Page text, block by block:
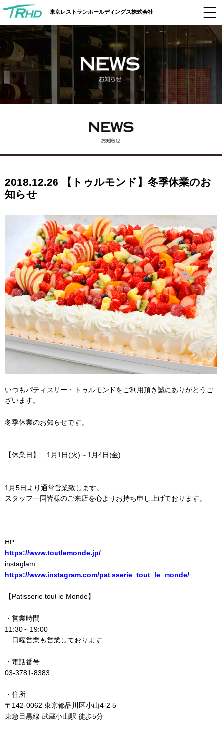
東京レストランホールディングス株式会社
2018.12.26 【トゥルモンド】冬季休業のお
知らせ
いつもパティスリー・トゥルモンドをご利用頂き誠にありがとうご
ざいます。
冬季休業のお知らせです。
【休業日】 1月1日(火)～1月4日(金)
1月5日より通常営業致します。
スタッフ一同皆様のご来店を心よりお持ち申し上げております。
HP
https://www.toutlemonde.jp/
instaglam
https://www.instagram.com/patisserie_tout_le_monde/
【Patisserie tout le Monde】
・営業時間
11:30～19:00
日曜営業も営業しております
・電話番号
03-3781-8383
・住所
〒142-0062 東京都品川区小山4-2-5
東急目黒線 武蔵小山駅 徒歩5分